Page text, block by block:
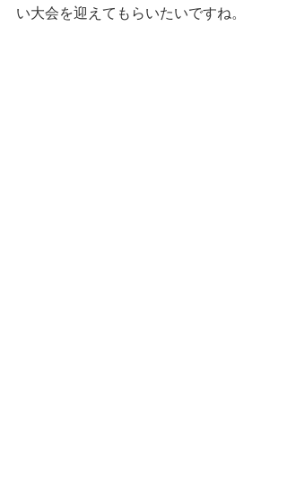
い大会を迎えてもらいたいですね。